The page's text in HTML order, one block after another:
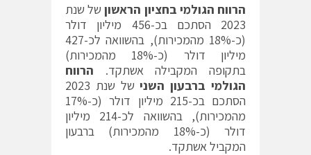
הרווח הגולמי בחציון הראשון של שנת
2023 הסתכם בכ-456 מיליון דולר
(כ-18% מהמכירות), בהשוואה לכ-427
מיליון דולר (כ-18% מהמכירות)
בתקופה המקבילה אשתקד. הרווח
הגולמי ברבעון השני
של שנת 2023
הסתכם בכ-215 מיליון דולר (כ-17%
מהמכירות), בהשוואה לכ-214 מיליון
דולר (כ-18% מהמכירות) ברבעון
המקביל אשתקד.